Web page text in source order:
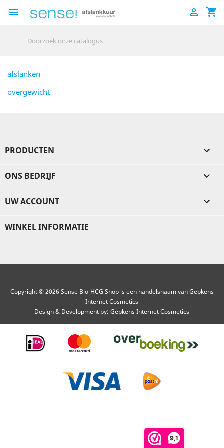
9,1
 shopping_cart

afslanken
overgewicht
PRODUCTEN 
ONS BEDRIJF 
UW ACCOUNT 
WINKEL INFORMATIE
Copyright © 2026 Sense Bio-HCG Shop is een handelsnaam van Gepkens
Internet Cosmetics
Design & Development by: Gepkens Internet Cosmetics